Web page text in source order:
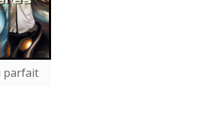
parfait